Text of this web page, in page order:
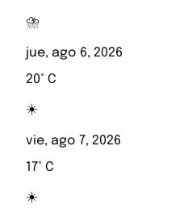
⛈️
jue, ago 6, 2026
20° C
☀️
vie, ago 7, 2026
17° C
☀️